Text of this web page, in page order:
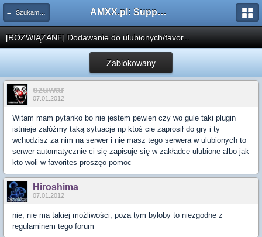
← Szukam pluginu AMXX.pl: Support AMX Mod X i SourceMod
[ROZWIĄZANE] Dodawanie do ulubionych/favor...
Zablokowany
szuwar
07.01.2012
Witam mam pytanko bo nie jestem pewien czy wo gule taki plugin
istnieje załóżmy taką sytuacje np ktoś cie zaprosił do gry i ty
wchodzisz za nim na serwer i nie masz tego serwera w ulubionych to
serwer automatycznie ci się zapisuje się w zakładce ulubione albo jak
kto woli w favorites proszęo pomoc
Hiroshima
07.01.2012
nie, nie ma takiej możliwości, poza tym byłoby to niezgodne z
regulaminem tego forum